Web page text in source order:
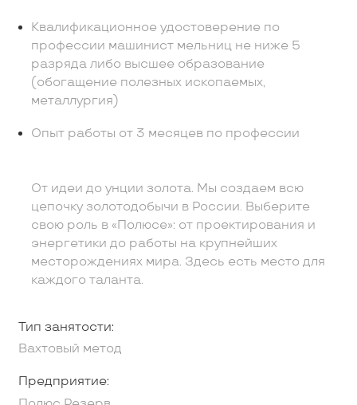
Квалификационное удостоверение по
профессии машинист мельниц не ниже 5
разряда либо высшее образование
(обогащение полезных ископаемых,
металлургия)
Опыт работы от 3 месяцев по профессии
От идеи до унции золота. Мы создаем всю
цепочку золотодобычи в России. Выберите
свою роль в «Полюсе»: от проектирования и
энергетики до работы на крупнейших
месторождениях мира. Здесь есть место для
каждого таланта.
Тип занятости:
Вахтовый метод
Предприятие: